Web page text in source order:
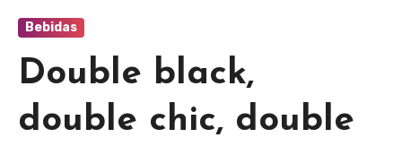
Bebidas
Double black,
double chic, double